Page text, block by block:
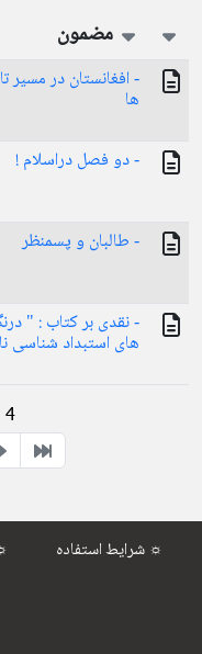
مضمون
- افغانستان در مسیر
ها
- دو فصل دراسلام !
- طالبان و پسمنظر
- نقدی بر کتاب : "
های استبداد شناسی
4
ما شرایط استفاده ☼